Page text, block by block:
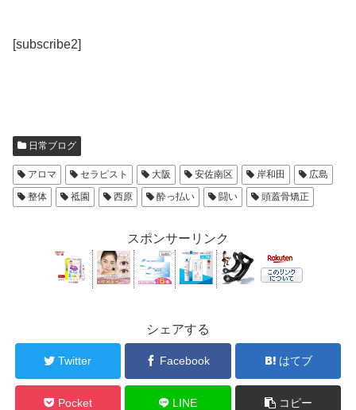
[subscribe2]
日常ブログ
アロマ セラピスト 大阪 安佐南区 岸和田
広島
整体
祗園 西原 酔っ払い 闘い 頭蓋骨矯正
スポンサーリンク
シェアする
Twitter Facebook はてブ
Pocket LINE コピー